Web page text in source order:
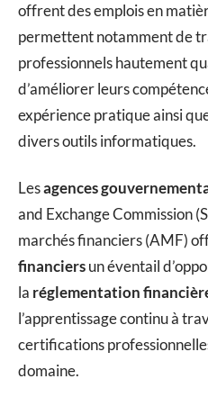
offrent des emplois en
permettent notamment de
professionnels hautement
d’améliorer leurs
expérience pratique ainsi
divers outils informatiques.
Lesagences
and Exchange Commission
marchés financiers (AMF)
financiersun éventail
la réglementation
l’apprentissage continu à
certifications
domaine.